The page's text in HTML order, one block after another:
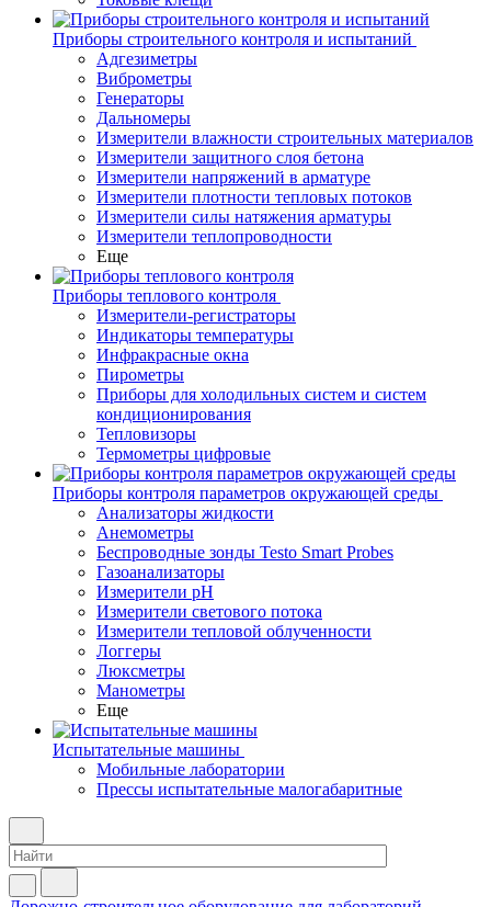
Приборы строительного контроля и испытаний
Адгезиметры
Виброметры
Генераторы
Дальномеры
Измерители влажности строительных материалов
Измерители защитного слоя бетона
Измерители напряжений в арматуре
Измерители плотности тепловых потоков
Измерители силы натяжения арматуры
Измерители теплопроводности
Еще
Приборы теплового контроля
Измерители-регистраторы
Индикаторы температуры
Инфракрасные окна
Пирометры
Приборы для холодильных систем и систем
кондиционирования
Тепловизоры
Термометры цифровые
Приборы контроля параметров окружающей среды
Анализаторы жидкости
Анемометры
Беспроводные зонды Testo Smart Probes
Газоанализаторы
Измерители pH
Измерители светового потока
Измерители тепловой облученности
Логгеры
Люксметры
Манометры
Еще
Испытательные машины
Мобильные лаборатории
Прессы испытательные малогабаритные